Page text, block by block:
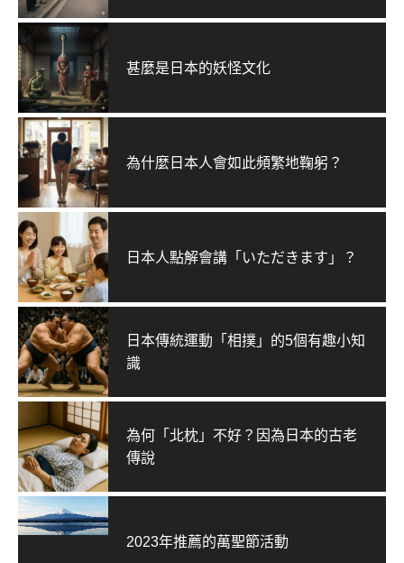
甚麼是日本的妖怪文化
為什麼日本人會如此頻繁地鞠躬？
日本人點解會講「いただきます」？
日本傳統運動「相撲」的5個有趣小知
識
為何「北枕」不好？因為日本的古老
傳說
2023年推薦的萬聖節活動